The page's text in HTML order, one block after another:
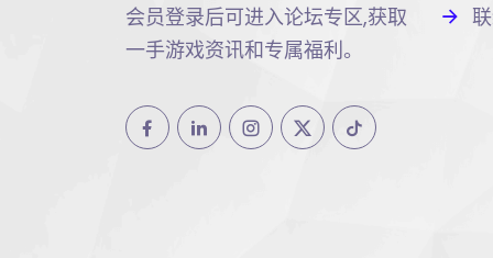
会员登录后可进入论坛专区,获取
一手游戏资讯和专属福利。